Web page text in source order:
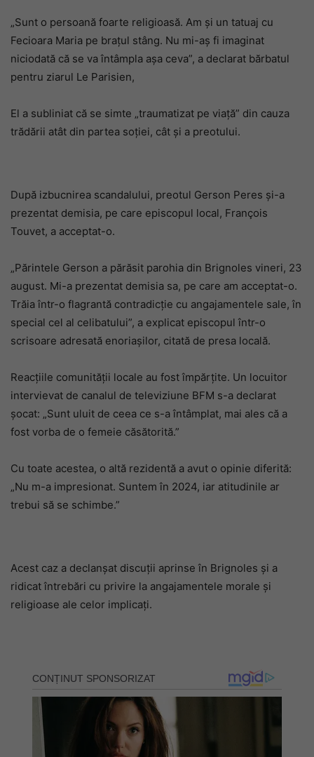
„Sunt o persoană foarte religioasă. Am și un tatuaj cu
Fecioara Maria pe brațul stâng. Nu mi-aș fi imaginat
niciodată că se va întâmpla așa ceva”, a declarat bărbatul
pentru ziarul Le Parisien,
El a subliniat că se simte „traumatizat pe viață” din cauza
trădării atât din partea soției, cât și a preotului.
După izbucnirea scandalului, preotul Gerson Peres și-a
prezentat demisia, pe care episcopul local, François
Touvet, a acceptat-o.
„Părintele Gerson a părăsit parohia din Brignoles vineri, 23
august. Mi-a prezentat demisia sa, pe care am acceptat-o.
Trăia într-o flagrantă contradicție cu angajamentele sale, în
special cel al celibatului”, a explicat episcopul într-o
scrisoare adresată enoriașilor, citată de presa locală.
Reacțiile comunității locale au fost împărțite. Un locuitor
intervievat de canalul de televiziune BFM s-a declarat
șocat: „Sunt uluit de ceea ce s-a întâmplat, mai ales că a
fost vorba de o femeie căsătorită.”
Cu toate acestea, o altă rezidentă a avut o opinie diferită:
„Nu m-a impresionat. Suntem în 2024, iar atitudinile ar
trebui să se schimbe.”
Acest caz a declanșat discuții aprinse în Brignoles și a
ridicat întrebări cu privire la angajamentele morale și
religioase ale celor implicați.